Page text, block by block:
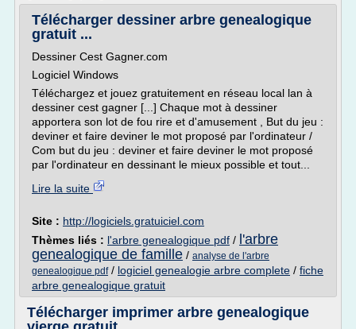
Télécharger dessiner arbre genealogique
gratuit ...
Dessiner Cest Gagner.com
Logiciel Windows
Téléchargez et jouez gratuitement en réseau local lan à
dessiner cest gagner [...] Chaque mot à dessiner
apportera son lot de fou rire et d'amusement , But du jeu :
deviner et faire deviner le mot proposé par l'ordinateur /
Com but du jeu : deviner et faire deviner le mot proposé
par l'ordinateur en dessinant le mieux possible et tout...
Lire la suite
Site : http://logiciels.gratuiciel.com
Thèmes liés : l'arbre genealogique pdf / l'arbre
genealogique de famille / analyse de l'arbre
genealogique pdf/ logiciel genealogie arbre complete / fiche
arbre genealogique gratuit
Télécharger imprimer arbre genealogique